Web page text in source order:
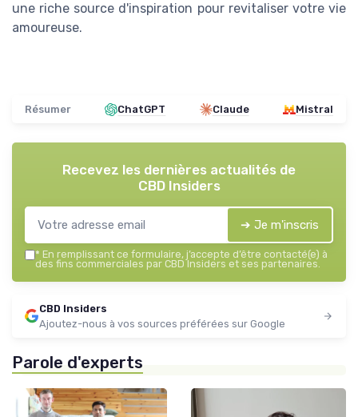
une riche source d'inspiration pour revitaliser votre vie
amoureuse.
Résumer ChatGPT Claude Mistral
Recevez les dernières actualités de
CBD Insiders
➔ Je m'inscris
* En remplissant ce formulaire, j’accepte d’être contacté(e) à
des fins commerciales par CBD Insiders et ses partenaires.
CBD Insiders
Ajoutez-nous à vos sources préférées sur Google
Parole d'experts